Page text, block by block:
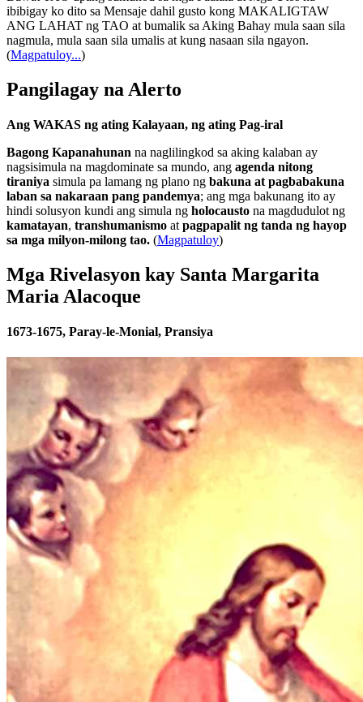
ibibigay ko dito sa Mensaje dahil gusto kong MAKALIGTAW
ANG LAHAT ng TAO at bumalik sa Aking Bahay mula saan sila
nagmula, mula saan sila umalis at kung nasaan sila ngayon.
(Magpatuloy...)
Pangilagay na Alerto
Ang WAKAS ng ating Kalayaan, ng ating Pag-iral
Bagong Kapanahunan na naglilingkod sa aking kalaban ay
nagsisimula na magdominate sa mundo, ang agenda nitong
tiraniya simula pa lamang ng plano ng bakuna at pagbabakuna
laban sa nakaraan pang pandemya; ang mga bakunang ito ay
hindi solusyon kundi ang simula ng holocausto na magdudulot ng
kamatayan, transhumanismo at pagpapalit ng tanda ng hayop
sa mga milyon-milong tao. (Magpatuloy)
Mga Rivelasyon kay Santa Margarita
Maria Alacoque
1673-1675, Paray-le-Monial, Pransiya